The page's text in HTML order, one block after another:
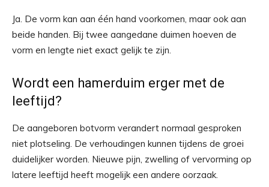
Ja. De vorm kan aan één hand voorkomen, maar ook aan
beide handen. Bij twee aangedane duimen hoeven de
vorm en lengte niet exact gelijk te zijn.
Wordt een hamerduim erger met de
leeftijd?
De aangeboren botvorm verandert normaal gesproken
niet plotseling. De verhoudingen kunnen tijdens de groei
duidelijker worden. Nieuwe pijn, zwelling of vervorming op
latere leeftijd heeft mogelijk een andere oorzaak.